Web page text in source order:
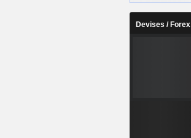
Devises / Forex